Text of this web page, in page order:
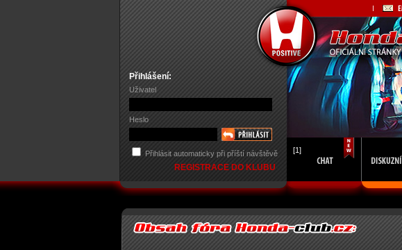
Přihlášení:
Uživatel
Heslo
Přihlásit automaticky při příští návštěvě
REGISTRACE DO KLUBU
[1]